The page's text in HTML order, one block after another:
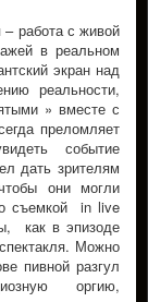
работа с живой
в реальном
экран над
реальности,
» вместе с
преломляет
событие
дать зрителям
они могли
съемкой in live
как в эпизоде
Можно
пивной разгул
оргию,